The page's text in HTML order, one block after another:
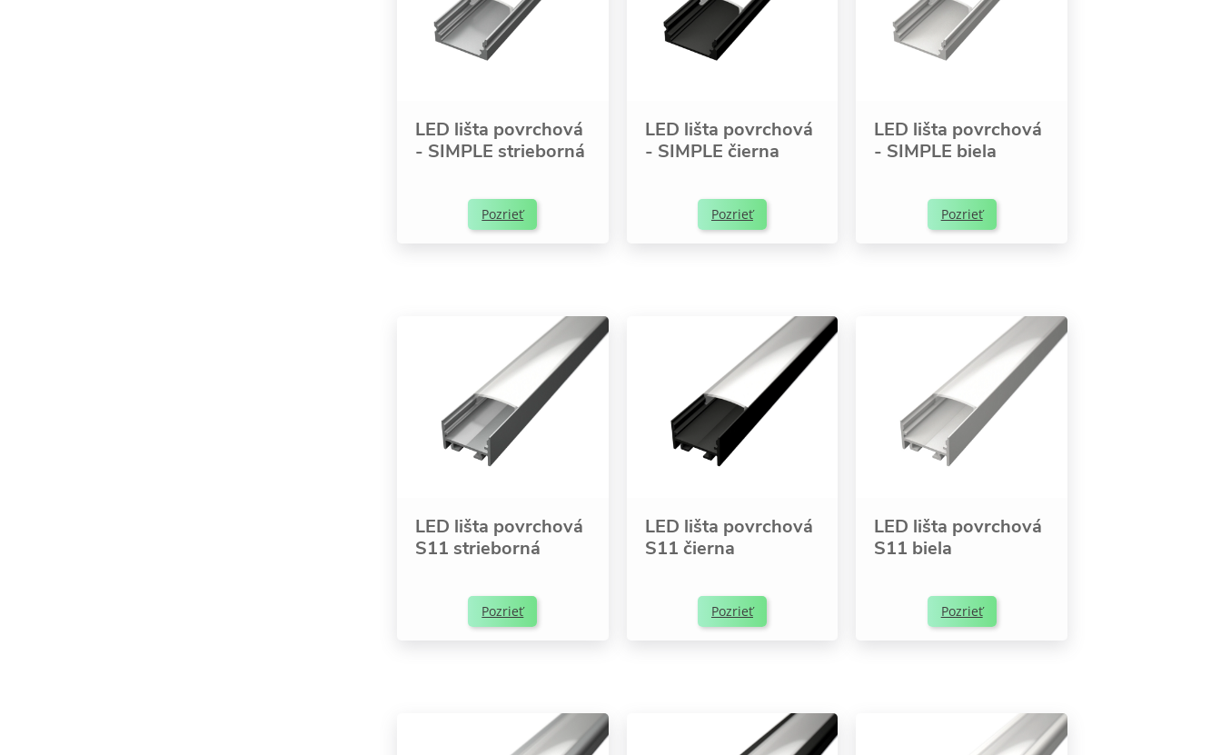
LED lišta povrchová
- SIMPLE strieborná
Pozrieť
LED lišta povrchová
- SIMPLE čierna
Pozrieť
LED lišta povrchová
- SIMPLE biela
Pozrieť
LED lišta povrchová
S11 strieborná
Pozrieť
LED lišta povrchová
S11 čierna
Pozrieť
LED lišta povrchová
S11 biela
Pozrieť